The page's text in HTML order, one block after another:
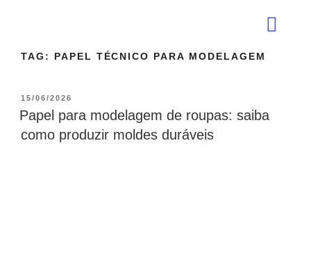
TAG: PAPEL TÉCNICO PARA MODELAGEM
15/06/2026
Papel para modelagem de roupas: saiba
como produzir moldes duráveis